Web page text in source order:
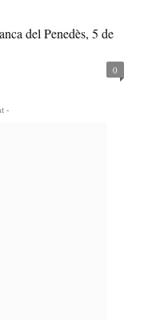
del Penedès, 5 de
0
-